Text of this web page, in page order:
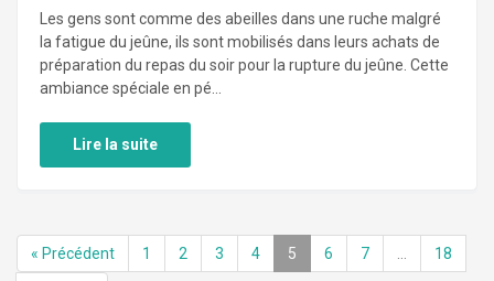
Les gens sont comme des abeilles dans une ruche malgré
la fatigue du jeûne, ils sont mobilisés dans leurs achats de
préparation du repas du soir pour la rupture du jeûne. Cette
ambiance spéciale en pé...
Lire la suite
« Précédent 1 2 3 4 5 6 7 … 18